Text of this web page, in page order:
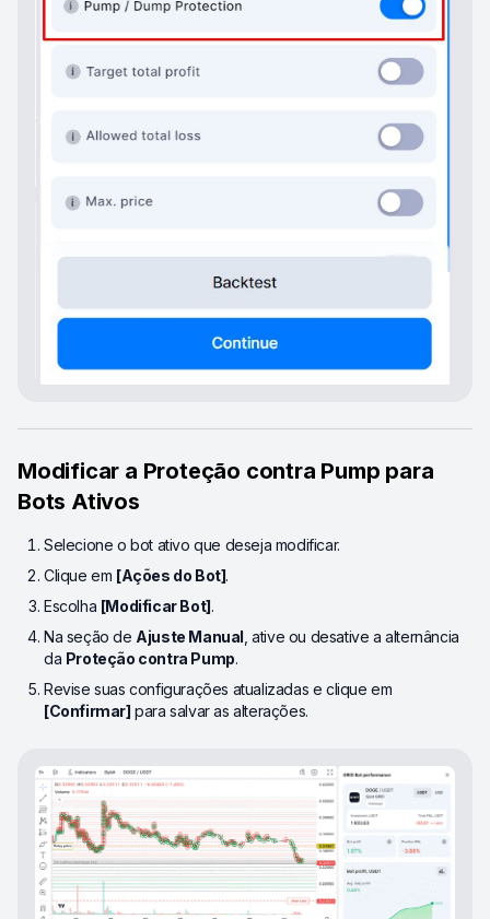
Modificar a Proteção contra Pump para
Bots Ativos
Selecione o bot ativo que deseja modificar.
Clique em [Ações do Bot].
Escolha [Modificar Bot].
Na seção de Ajuste Manual , ative ou desative a alternância
da Proteção contra Pump.
Revise suas configurações atualizadas e clique em
[Confirmar] para salvar as alterações.